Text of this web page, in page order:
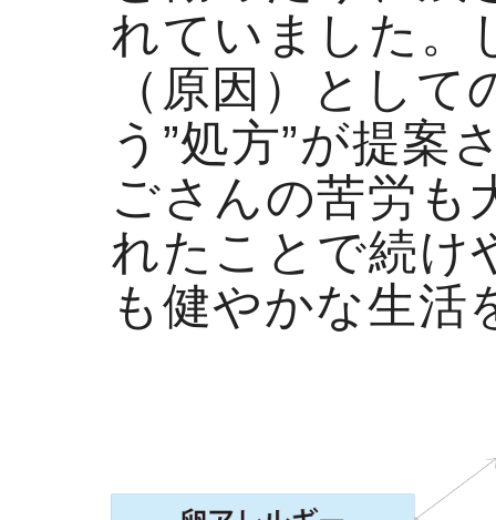
れていました。
（原因）とし
う”処方”が提案
ごさんの苦労も
れたことで続け
も健やかな生活